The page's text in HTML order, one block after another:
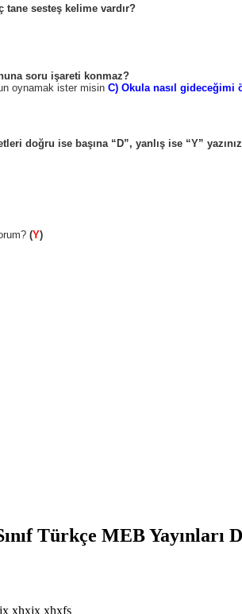
tane sesteş kelime vardır?
soru işareti konmaz?
oynamak ister misin C) Okula nasıl gideceğimi
doğru ise başına “D”, yanlış ise “Y”
(Y)
Türkçe MEB Yayınları
xhxjx xhxfs